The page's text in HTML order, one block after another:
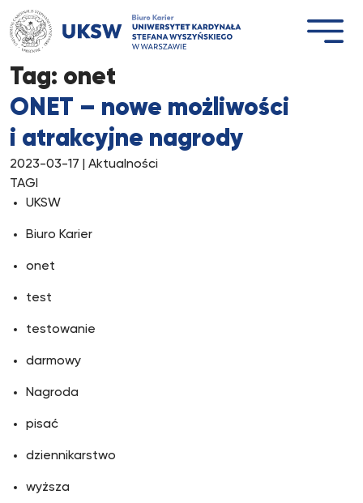
Przejdź
do
treści
Tag: onet
ONET – nowe możliwości
i atrakcyjne nagrody
2023-03-17 | Aktualności
TAGI
UKSW
Biuro Karier
onet
test
testowanie
darmowy
Nagroda
pisać
dziennikarstwo
wyższa